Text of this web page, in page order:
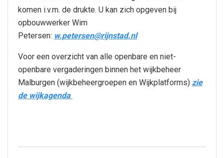
komen i.v.m. de drukte. U kan zich opgeven bij
opbouwwerker Wim
Petersen: w.petersen@rijnstad.nl
Voor een overzicht van alle openbare en niet-
openbare vergaderingen binnen het wijkbeheer
Malburgen (wijkbeheergroepen en Wijkplatforms) zie
de wijkagenda